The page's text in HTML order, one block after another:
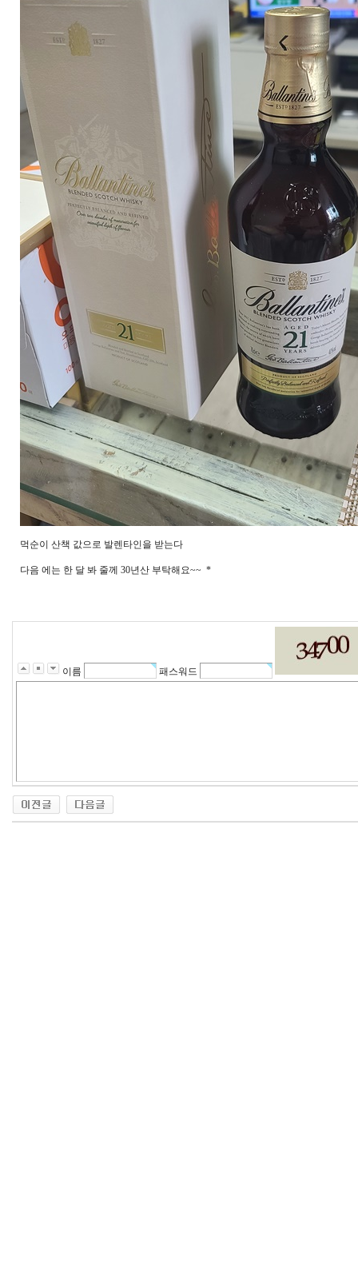
먹순이 산책 값으로 발렌타인을 받는다
다음 에는 한 달 봐 줄께 30년산 부탁해요~~ *
이름 패스워드